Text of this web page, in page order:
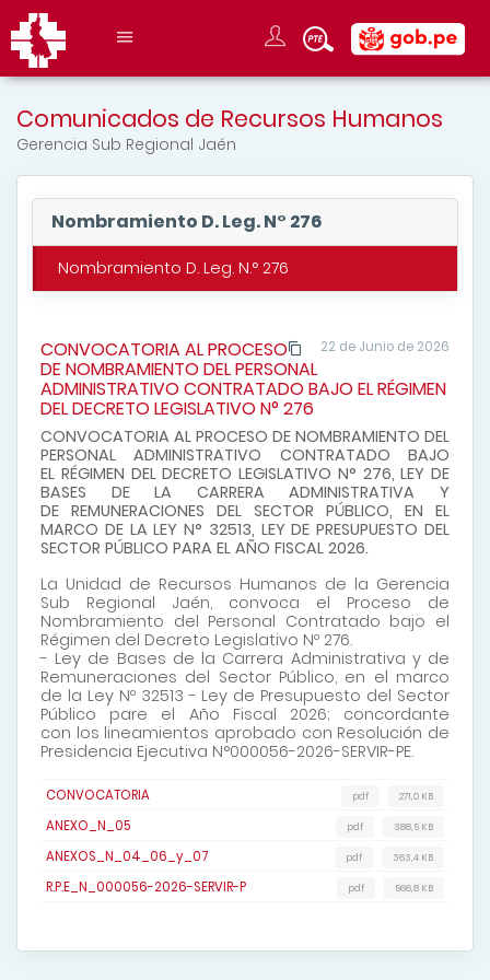
Comunicados de Recursos Humanos
Gerencia Sub Regional Jaén
Nombramiento D. Leg. N° 276
Nombramiento D. Leg. N.° 276
22 de Junio de 2026
CONVOCATORIA AL PROCESO
DE NOMBRAMIENTO DEL PERSONAL
ADMINISTRATIVO CONTRATADO BAJO EL RÉGIMEN
DEL DECRETO LEGISLATIVO N° 276
CONVOCATORIA AL PROCESO DE NOMBRAMIENTO DEL
PERSONAL ADMINISTRATIVO CONTRATADO BAJO
EL RÉGIMEN DEL DECRETO LEGISLATIVO N° 276, LEY DE
BASES DE LA CARRERA ADMINISTRATIVA Y
DE REMUNERACIONES DEL SECTOR PÚBLICO, EN EL
MARCO DE LA LEY N° 32513, LEY DE PRESUPUESTO DEL
SECTOR PÚBLICO PARA EL AÑO FISCAL 2026.
La Unidad de Recursos Humanos de la Gerencia
Sub Regional Jaén, convoca el Proceso de
Nombramiento del Personal Contratado bajo el
Régimen del Decreto Legislativo Nº 276.
- Ley de Bases de la Carrera Administrativa y de
Remuneraciones del Sector Público, en el marco
de la Ley Nº 32513 - Ley de Presupuesto del Sector
Público pare el Año Fiscal 2026; concordante
con los lineamientos aprobado con Resolución de
Presidencia Ejecutiva N°000056-2026-SERVIR-PE.
CONVOCATORIA 271,0 KB
pdf
ANEXO_N_05 388,5 KB
pdf
ANEXOS_N_04_06_y_07 363,4 KB
pdf
R.P.E_N_000056-2026-SERVIR-P 566,8 KB
pdf